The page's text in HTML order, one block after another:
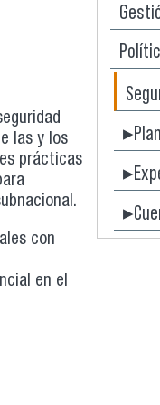
las y los
prácticas
con
en el